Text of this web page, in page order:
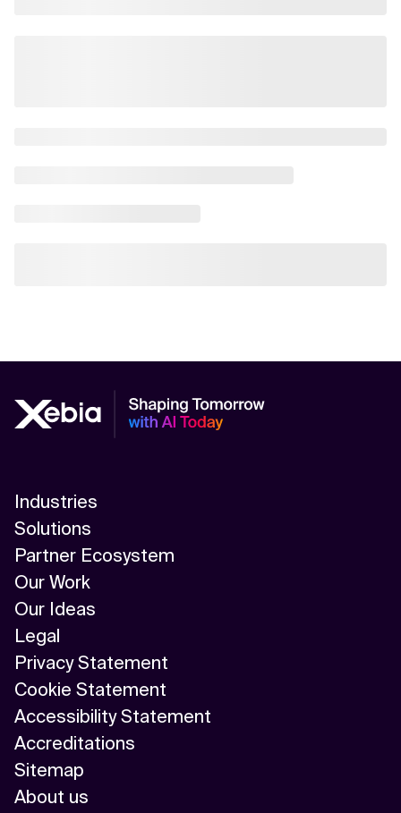
Industries
Solutions
Partner Ecosystem
Our Work
Our Ideas
Legal
Privacy Statement
Cookie Statement
Accessibility Statement
Accreditations
Sitemap
About us